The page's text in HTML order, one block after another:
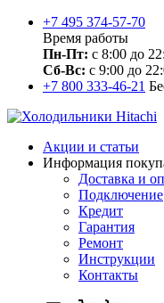
+7 495 374-57-70
Время работы
Пн-Пт: с 8:00 до
Сб-Вс: с 9:00 до
+7 800 333-46-21
Акции и статьи
Информация
Доставка и
Подключение
Кредит
Гарантия
Ремонт
Инструкции
Контакты